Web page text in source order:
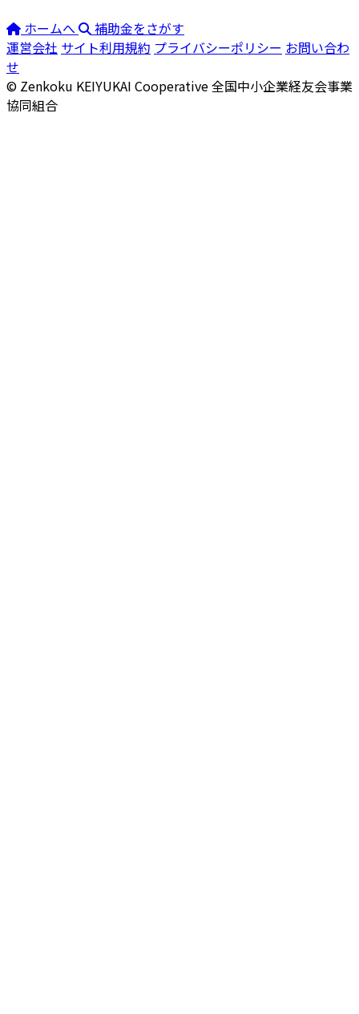
ホームへ
補助金をさがす
運営会社 サイト利用規約 プライバシーポリシー お問い合わ
せ
© Zenkoku KEIYUKAI Cooperative全国中小企業経友会事業
協同組合